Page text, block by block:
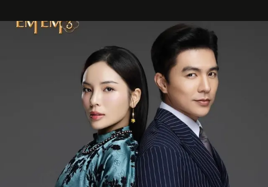
mang đến niềm vui cho thực khách.